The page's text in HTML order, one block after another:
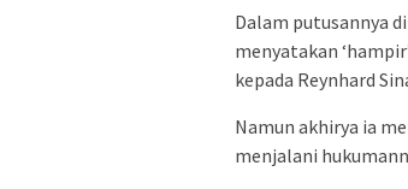
Dalam putusannya
menyatakan
kepada Reynhard
Namun akhirya ia
menjalani